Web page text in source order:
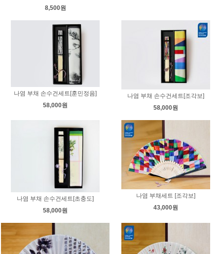
8,500원
나염 부채 손수건세트[훈민정음]
58,000원
나염 부채 손수건세트[조각보]
58,000원
나염 부채 손수건세트[초충도]
58,000원
나염 부채세트 [조각보]
43,000원